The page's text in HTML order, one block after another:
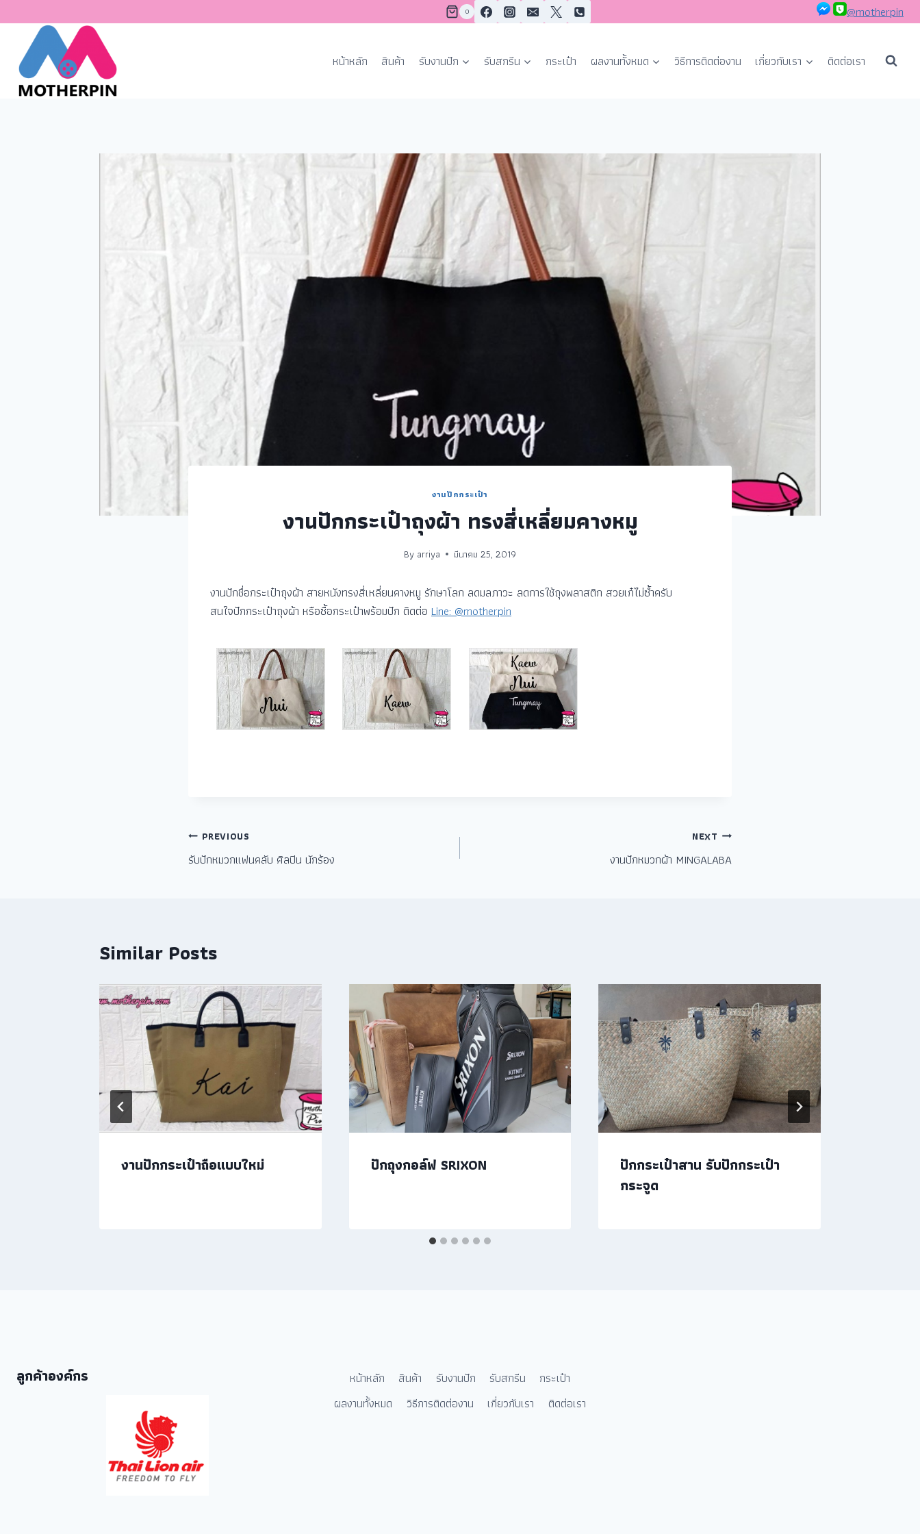
0 @motherpin
หน้าหลัก สินค้า รับงานปัก รับสกรีน กระเป๋า ผลงานทั้งหมด วิธีการติดต่องาน เกี่ยวกับเรา ติดต่อเรา
งานปักกระเป๋า
งานปักกระเป๋าถุงผ้า ทรงสี่เหลี่ยมคางหมู
By arriya มีนาคม 25, 2019
งานปักชื่อกระเป๋าถุงผ้า สายหนังทรงสี่เหลี่ยนคางหมู รักษาโลก ลดมลภาวะ ลดการใช้ถุงพลาสติก สวยเก๋ไม่ซ้ำครับ
สนใจปักกระเป๋าถุงผ้า หรือซื้อกระเป๋าพร้อมปัก ติดต่อ Line: @motherpin
PREVIOUS
รับปักหมวกแฟนคลับ ศิลปิน นักร้อง
NEXT
งานปักหมวกผ้า MINGALABA
Similar Posts
งานปักกระเป๋าถือแบบใหม่ ปักถุงกอล์ฟ SRIXON
ปักกระเป๋าสาน รับปักกระเป๋า
กระจูด
ลูกค้าองค์กร หน้าหลัก สินค้า รับงานปัก รับสกรีน
กระเป๋า
ผลงานทั้งหมด
วิธีการติดต่องาน เกี่ยวกับเรา ติดต่อเรา